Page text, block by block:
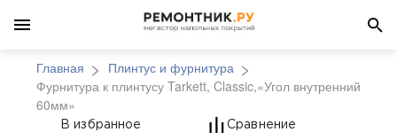
Главная
Плинтус и фурнитура
Фурнитура к плинтусу Tarkett, Classic,«Угол внутренний
60мм»
Фурнитура к
В избранное Сравнение